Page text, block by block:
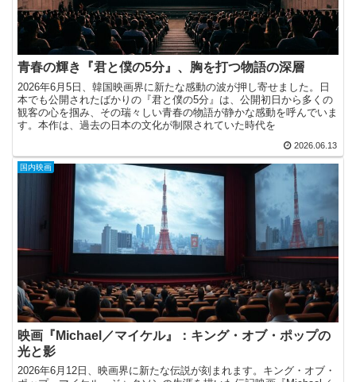
青春の輝き『君と僕の5分』、胸を打つ物語の深層
2026年6月5日、韓国映画界に新たな感動の波が押し寄せました。日
本でも公開されたばかりの『君と僕の5分』は、公開初日から多くの
観客の心を掴み、その瑞々しい青春の物語が静かな感動を呼んでいま
す。本作は、過去の日本の文化が制限されていた時代を
2026.06.13
国内映画
映画『Michael／マイケル』：キング・オブ・ポップの
光と影
2026年6月12日、映画界に新たな伝説が刻まれます。キング・オブ・